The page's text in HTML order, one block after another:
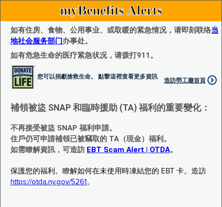
myBenefits Alerts
如有住房、食物、公用事业、或取暖的紧急情况，请即刻联络当
地社会服务部门办事处。
如有危急生命的医疗紧急状况，请拨打911。
您可以捐獻搶救生命。 點擊這裡查看更多資訊
造訪勞工廰首頁
補領被盜 SNAP 和臨時援助 (TA) 福利的重要變化：
不再接受被盜 SNAP 福利申請。
住戶仍可申請補領已被竊取的 TA（現金）福利。
如需瞭解資訊，可造訪 EBT Scam Alert | OTDA。
保護您的福利。瞭解如何在未使用時凍結您的 EBT 卡。造訪
https://otda.ny.gov/5261 。